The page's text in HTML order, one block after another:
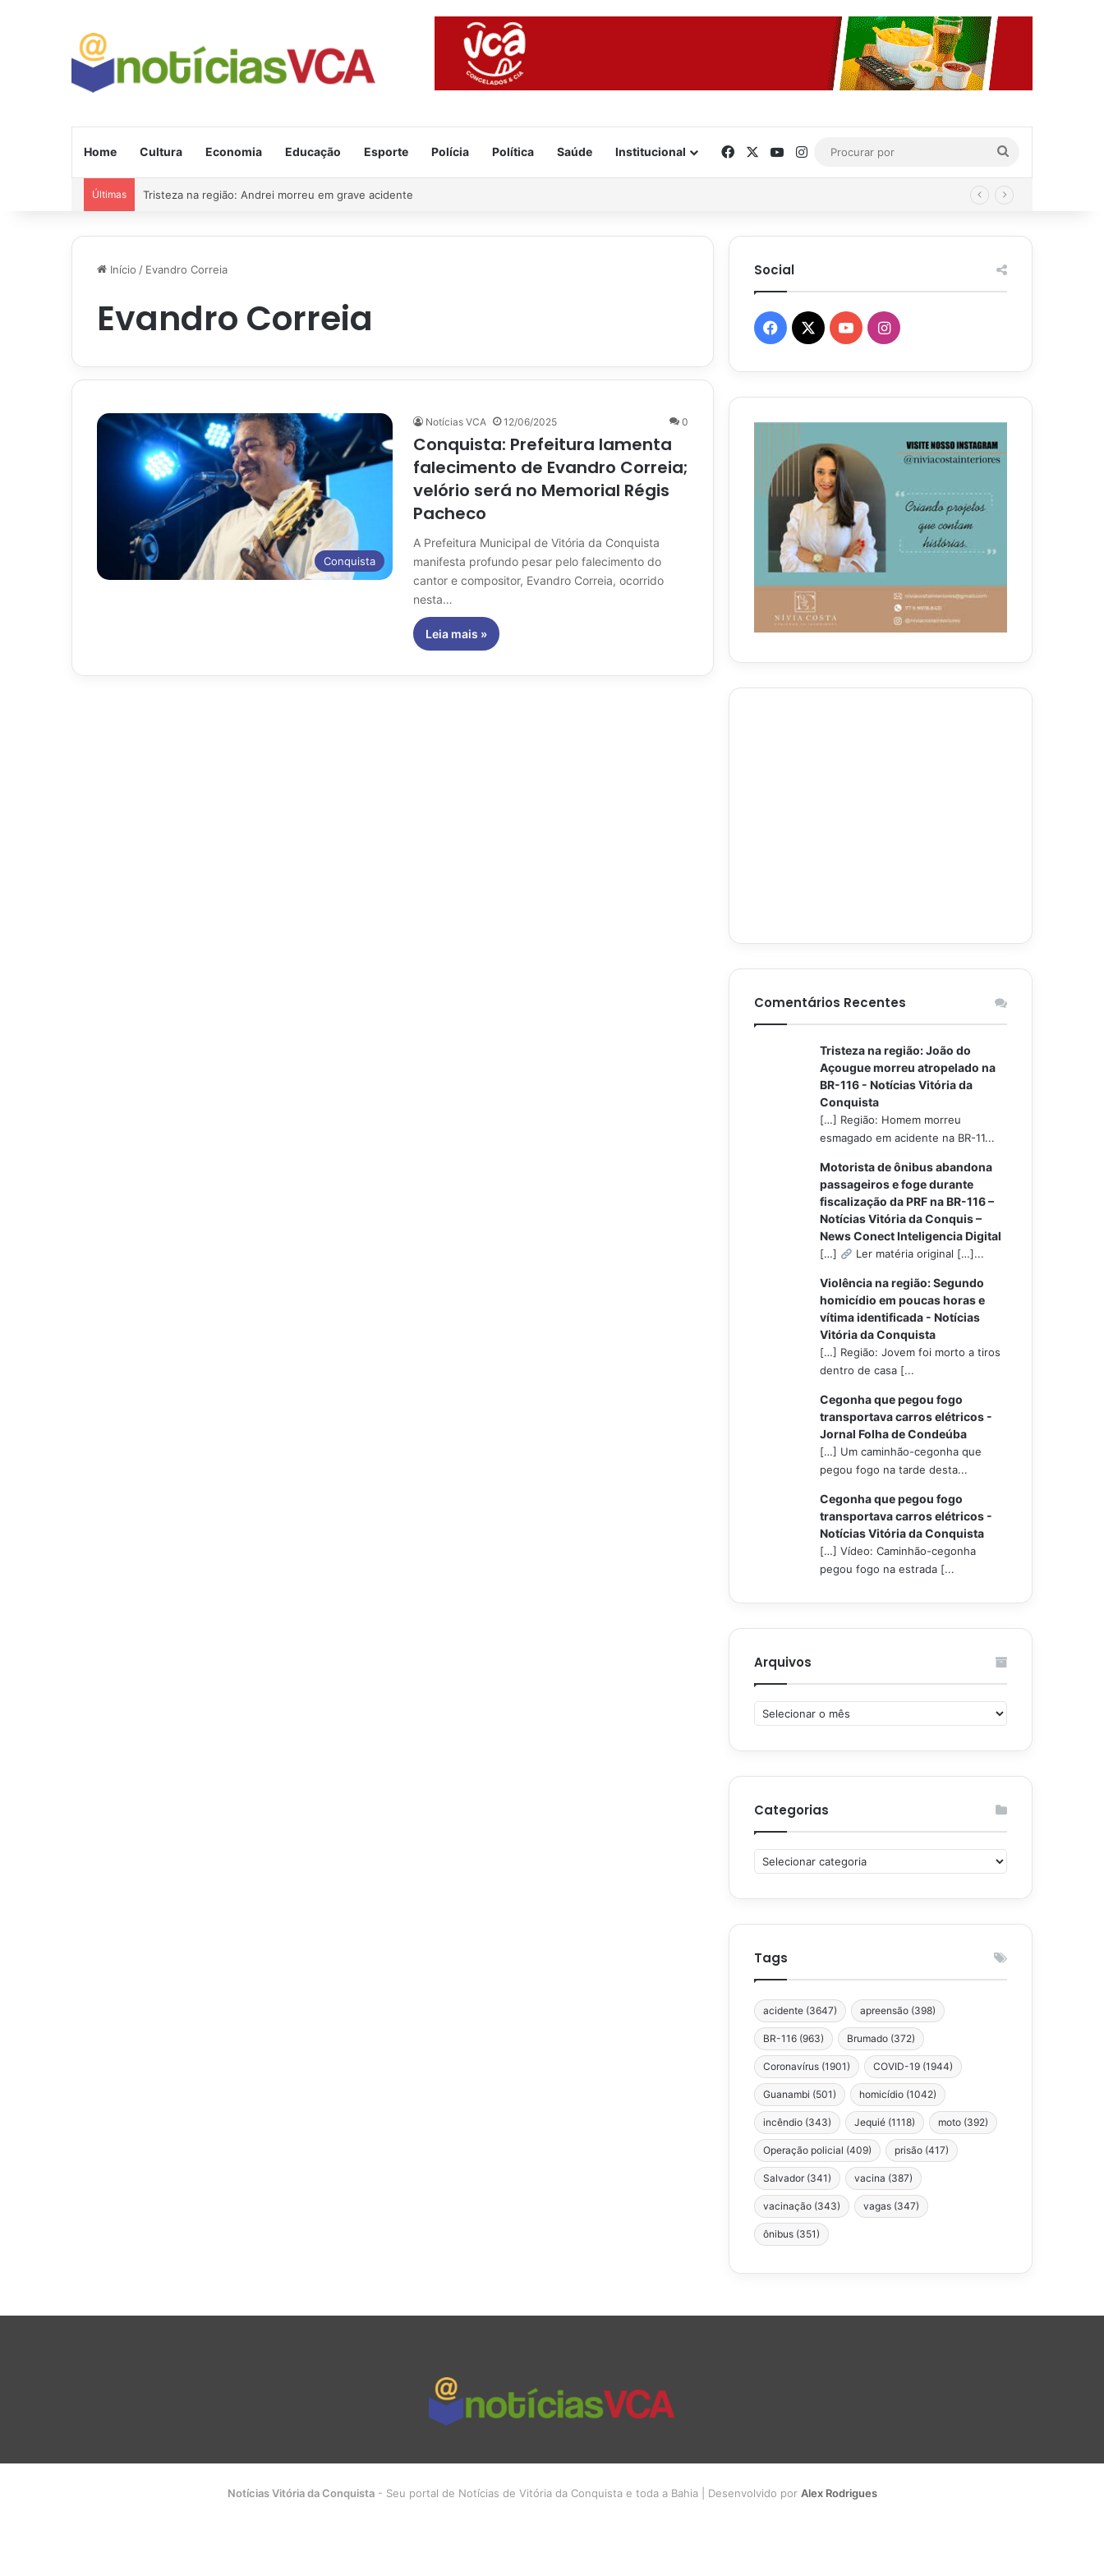
Home Cultura Economia Educação Esporte Polícia Política Saúde Institucional FacebookYouTube
Instagram
por
Últimas Tristeza na região: Andrei morreu em grave acidente
Início / Evandro Correia
Evandro Correia
Conquista
Notícias VCA 12/06/2025 0
Conquista: Prefeitura lamenta
falecimento de Evandro Correia;
velório será no Memorial Régis
Pacheco
A Prefeitura Municipal de Vitória da Conquista
manifesta profundo pesar pelo falecimento do
cantor e compositor, Evandro Correia, ocorrido
nesta…
Leia mais »
Social
Facebook
X YouTubeInstagram
Comentários Recentes
Tristeza na região: João do
Açougue morreu atropelado na
BR-116 - Notícias Vitória da
Conquista
[…] Região: Homem morreu
esmagado em acidente na BR-11...
Motorista de ônibus abandona
passageiros e foge durante
fiscalização da PRF na BR-116 –
Notícias Vitória da Conquis –
News Conect Inteligencia Digital
[…] Ler matéria original […]...
Violência na região: Segundo
homicídio em poucas horas e
vítima identificada - Notícias
Vitória da Conquista
[…] Região: Jovem foi morto a tiros
dentro de casa [...
Cegonha que pegou fogo
transportava carros elétricos -
Jornal Folha de Condeúba
[…] Um caminhão-cegonha que
pegou fogo na tarde desta...
Cegonha que pegou fogo
transportava carros elétricos -
Notícias Vitória da Conquista
[…] Vídeo: Caminhão-cegonha
pegou fogo na estrada [...
Arquivos
Arquivos
Categorias
Categorias
Tags
acidente (3647) apreensão (398)
BR-116 (963) Brumado (372)
Coronavírus (1901) COVID-19 (1944)
Guanambi (501) homicídio (1042)
incêndio (343) Jequié (1118) moto (392)
Operação policial (409) prisão (417)
Salvador (341) vacina (387)
vacinação (343) vagas (347)
ônibus (351)
Notícias Vitória da Conquista- Seu portal de Notícias de Vitória da Conquista e toda a Bahia | Desenvolvido por Alex Rodrigues